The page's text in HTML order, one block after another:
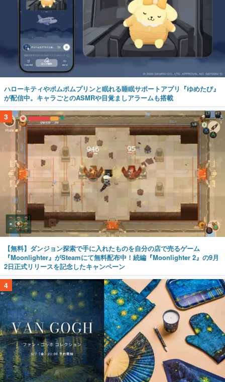
ハローキティやポムポムプリンと眠れる睡眠サポートアプリ『ゆめたび』
が配信中。キャラごとのASMRや目覚ましアラームも搭載
3
【無料】ダンジョン探索で手に入れたものを自分の店で売るゲーム
『Moonlighter』がSteamにて無料配布中！続編『Moonlighter 2』の9月
2日正式リリースを記念したキャンペーン
4